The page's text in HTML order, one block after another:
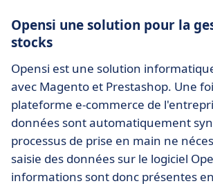
Opensi une solution pour la
stocks
Opensi est une solution
avec Magento et Prestashop. Une
plateforme e-commerce de
données sont automatiquement
processus de prise en main ne
saisie des données sur le logiciel
informations sont donc présentes